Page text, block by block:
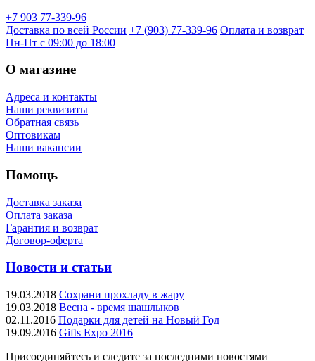
+7 903 77-339-96
Доставка по всей России +7 (903) 77-339-96 Оплата и возврат
Пн-Пт с 09:00 до 18:00
О магазине
Адреса и контакты
Наши реквизиты
Обратная связь
Оптовикам
Наши вакансии
Помощь
Доставка заказа
Оплата заказа
Гарантия и возврат
Договор-оферта
Новости и статьи
19.03.2018 Сохрани прохладу в жару
19.03.2018 Весна - время шашлыков
02.11.2016 Подарки для детей на Новый Год
19.09.2016 Gifts Expo 2016
Присоединяйтесь и следите за последними новостями